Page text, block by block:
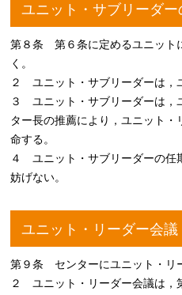
ユニット・サブリーダ
第８条 第６条に定めるユニット
く。
２ ユニット・サブリーダーは，
３ ユニット・サブリーダーは，
ター長の推薦により，ユニット
命する。
４ ユニット・サブリーダーの任
妨げない。
ユニット・リーダー会議
第９条 センターにユニット・リ
２ ユニット・リーダー会議は，